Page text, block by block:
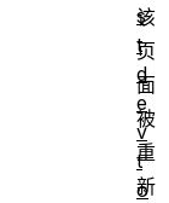
该
页
面
被
重
新
s
t
d
e
v
t
o